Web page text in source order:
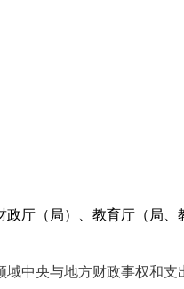
厅（局）、教育厅（局、
域中央与地方财政事权和